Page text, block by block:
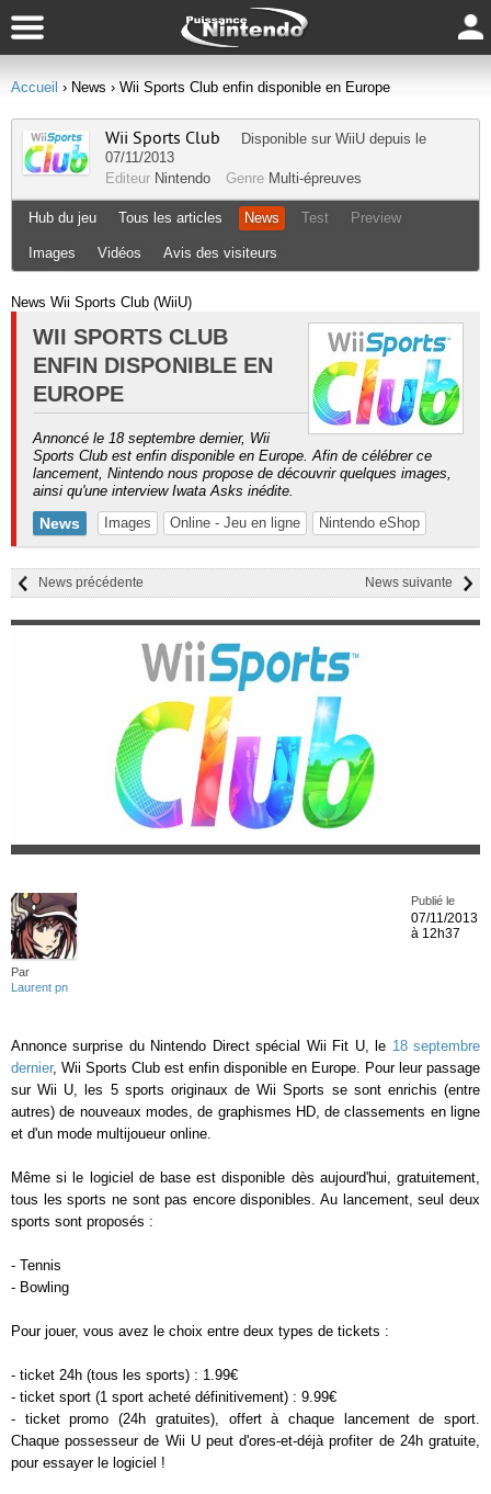
Accueil › News › Wii Sports Club enfin disponible en Europe
Wii Sports Club Disponible sur WiiU depuis le
07/11/2013
Editeur Nintendo Genre Multi-épreuves
Hub du jeu Tous les articles News Test Preview
Images Vidéos Avis des visiteurs
News Wii Sports Club (WiiU)
WII SPORTS CLUB
ENFIN DISPONIBLE EN
EUROPE
Annoncé le 18 septembre dernier, Wii
Sports Club est enfin disponible en Europe. Afin de célébrer ce
lancement, Nintendo nous propose de découvrir quelques images,
ainsi qu'une interview Iwata Asks inédite.
News Images Online - Jeu en ligne Nintendo eShop
News suivante
News précédente
Par
Laurent pn
Publié le
07/11/2013
à 12h37
Annonce surprise du Nintendo Direct spécial Wii Fit U, le 18 septembre
dernier, Wii Sports Club est enfin disponible en Europe. Pour leur passage
sur Wii U, les 5 sports originaux de Wii Sports se sont enrichis (entre
autres) de nouveaux modes, de graphismes HD, de classements en ligne
et d'un mode multijoueur online.
Même si le logiciel de base est disponible dès aujourd'hui, gratuitement,
tous les sports ne sont pas encore disponibles. Au lancement, seul deux
sports sont proposés :
- Tennis
- Bowling
Pour jouer, vous avez le choix entre deux types de tickets :
- ticket 24h (tous les sports) : 1.99€
- ticket sport (1 sport acheté définitivement) : 9.99€
- ticket promo (24h gratuites), offert à chaque lancement de sport.
Chaque possesseur de Wii U peut d'ores-et-déjà profiter de 24h gratuite,
pour essayer le logiciel !